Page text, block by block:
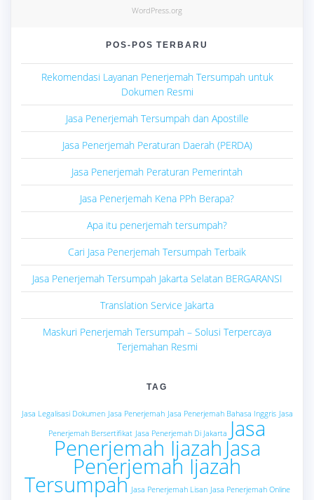
WordPress.org
POS-POS TERBARU
Rekomendasi Layanan Penerjemah Tersumpah untuk
Dokumen Resmi
Jasa Penerjemah Tersumpah dan Apostille
Jasa Penerjemah Peraturan Daerah (PERDA)
Jasa Penerjemah Peraturan Pemerintah
Jasa Penerjemah Kena PPh Berapa?
Apa itu penerjemah tersumpah?
Cari Jasa Penerjemah Tersumpah Terbaik
Jasa Penerjemah Tersumpah Jakarta Selatan BERGARANSI
Translation Service Jakarta
Maskuri Penerjemah Tersumpah – Solusi Terpercaya
Terjemahan Resmi
TAG
Jasa Legalisasi Dokumen Jasa Penerjemah Jasa Penerjemah Bahasa Inggris Jasa
Penerjemah Bersertifikat Jasa Penerjemah Di Jakarta Jasa
Penerjemah Ijazah Jasa
Penerjemah Ijazah
Tersumpah Jasa Penerjemah Lisan Jasa Penerjemah Online